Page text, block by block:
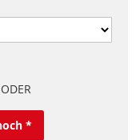
ODER
*